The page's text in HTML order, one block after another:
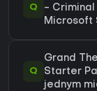
Q
- Criminal
Microsoft
Q
Grand
Starter
jednym